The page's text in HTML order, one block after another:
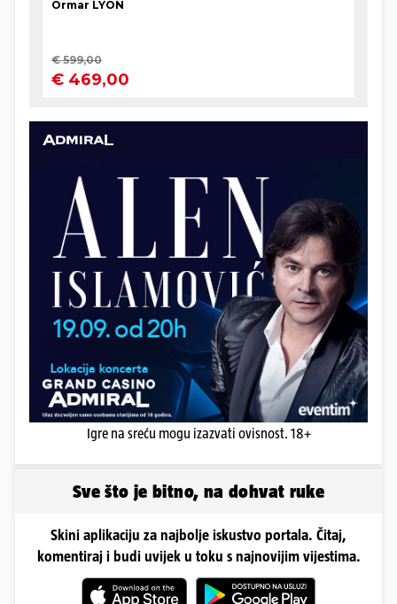
Igre na sreću mogu izazvati ovisnost. 18+
Sve što je bitno, na dohvat ruke
Skini aplikaciju za najbolje iskustvo portala. Čitaj,
komentiraj i budi uvijek u toku s najnovijim vijestima.